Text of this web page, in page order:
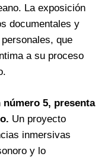
La exposición
documentales y
que
a su proceso
número 5, presenta
Un proyecto
inmersivas
y lo